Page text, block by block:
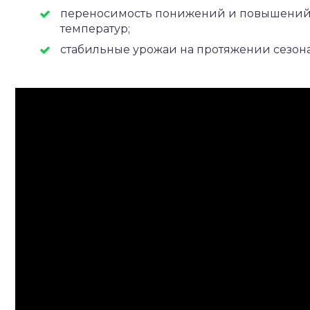
переносимость понижений и
температур;
стабильные урожаи на протяжении